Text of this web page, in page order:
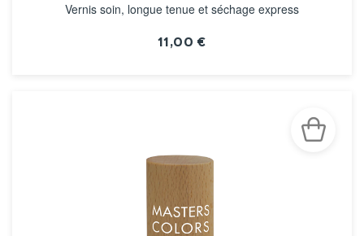
Vernis soin, longue tenue et séchage express
11,00 €